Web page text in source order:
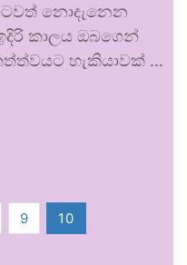
නොදැනෙන
කාලය ඔබගෙන්
හැකියාවක් …
9 10